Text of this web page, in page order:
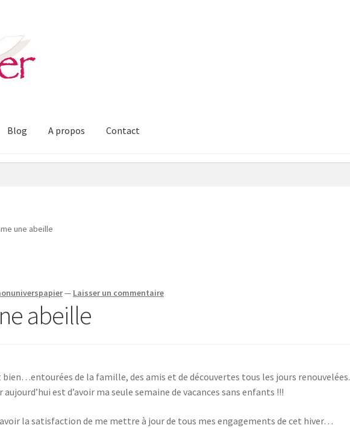
Blog A propos Contact
une abeille
— Laisser un commentaire
abeille
bien…entourées de la famille, des amis et de découvertes tous les jours renouvelées.
est d’avoir ma seule semaine de vacances sans enfants !!!
la satisfaction de me mettre à jour de tous mes engagements de cet hiver…